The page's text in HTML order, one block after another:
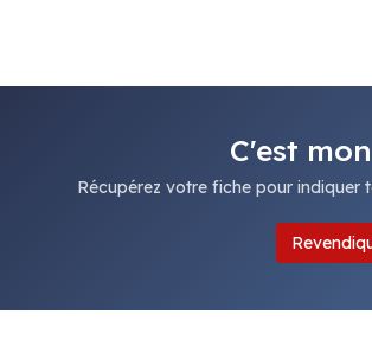
C'est
Récupérez votre fiche pour indiquer